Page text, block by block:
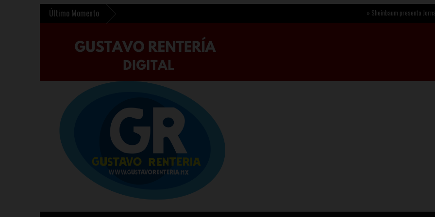
Último Momento Sheinbaum presenta Jornada